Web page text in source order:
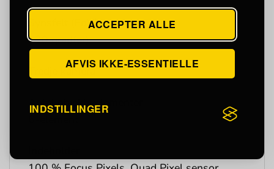
ACCEPTER ALLE
AFVIS IKKE-ESSENTIELLE
INDSTILLINGER
Synsfelt (FoV)
120 grad(er)
Tredje kamera
Antal objektivelementer